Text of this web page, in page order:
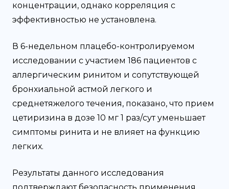
концентрации, однако корреляция с
эффективностью не установлена.
В 6-недельном плацебо-контролируемом
исследовании с участием 186 пациентов с
аллергическим ринитом и сопутствующей
бронхиальной астмой легкого и
среднетяжелого течения, показано, что прием
цетиризина в дозе 10 мг 1 раз/сут уменьшает
симптомы ринита и не влияет на функцию
легких.
Результаты данного исследования